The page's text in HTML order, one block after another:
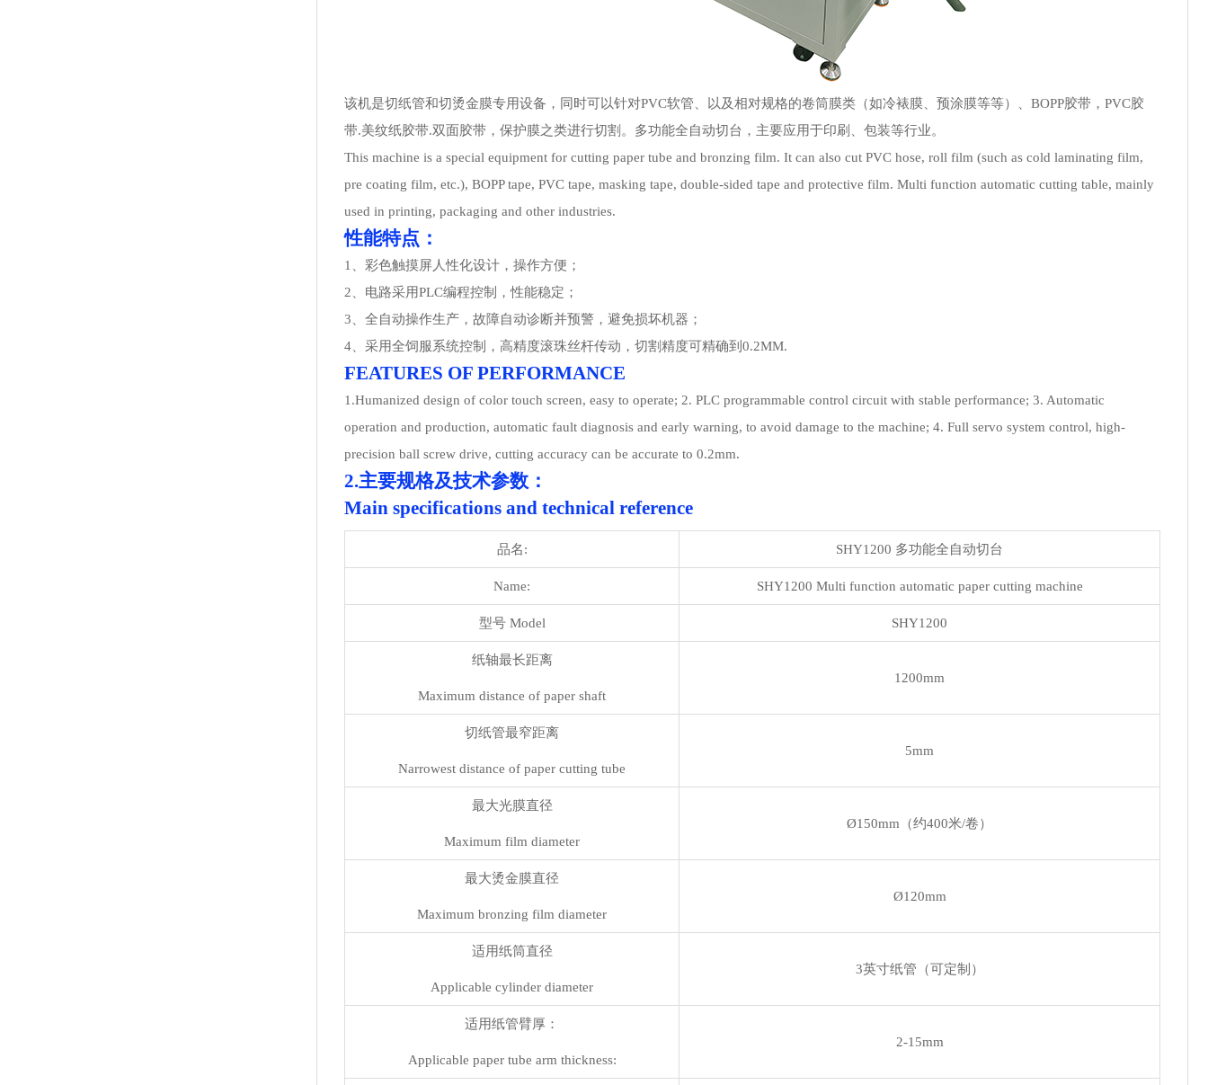
该机是切纸管和切烫金膜专用设备，同时可以针对PVC软管、以及相对规格的卷筒膜类（如冷裱膜、预涂膜等等）、BOPP胶带，PVC胶
带.美纹纸胶带.双面胶带，保护膜之类进行切割。多功能全自动切台，主要应用于印刷、包装等行业。
This machine is a special equipment for cutting paper tube and bronzing film. It can also cut PVC hose, roll film (such as cold laminating film,
pre coating film, etc.), BOPP tape, PVC tape, masking tape, double-sided tape and protective film. Multi function automatic cutting table, mainly
used in printing, packaging and other industries.
性能特点：
1、彩色触摸屏人性化设计，操作方便；
2、电路采用PLC编程控制，性能稳定；
3、全自动操作生产，故障自动诊断并预警，避免损坏机器；
4、采用全饲服系统控制，高精度滚珠丝杆传动，切割精度可精确到0.2MM.
FEATURES OF PERFORMANCE
1.Humanized design of color touch screen, easy to operate; 2. PLC programmable control circuit with stable performance; 3. Automatic
operation and production, automatic fault diagnosis and early warning, to avoid damage to the machine; 4. Full servo system control, high-
precision ball screw drive, cutting accuracy can be accurate to 0.2mm.
2.主要规格及技术参数：
Main specifications and technical reference
品名: SHY1200 多功能全自动切台
Name: SHY1200 Multi function automatic paper cutting machine
型号 Model SHY1200
纸轴最长距离
Maximum distance of paper shaft
1200mm
切纸管最窄距离
Narrowest distance of paper cutting tube
5mm
最大光膜直径
Maximum film diameter
Ø150mm（约400米/卷）
最大烫金膜直径
Maximum bronzing film diameter
Ø120mm
适用纸筒直径
Applicable cylinder diameter
3英寸纸管（可定制）
适用纸管臂厚：
Applicable paper tube arm thickness:
2-15mm